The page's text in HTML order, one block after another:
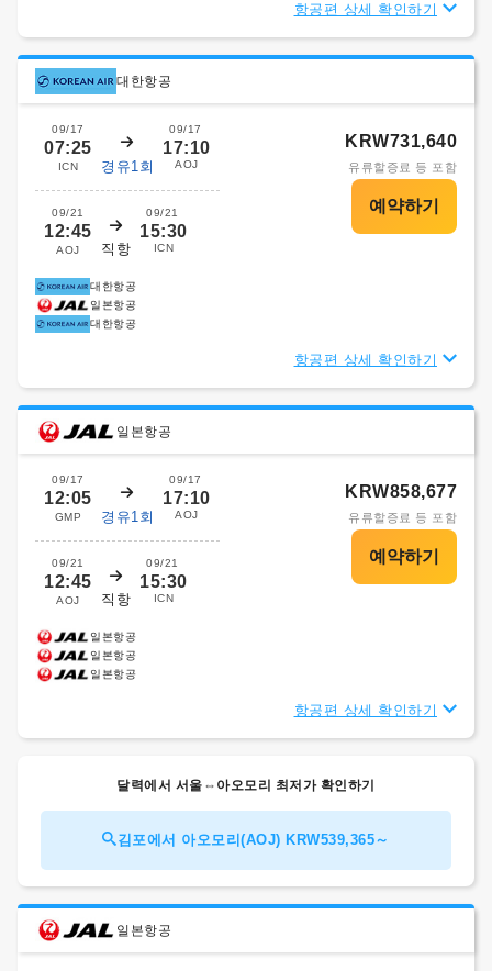
항공편 상세 확인하기
대한항공
09/17
07:25
ICN 경유1회
09/17
17:10
AOJ
09/21
12:45
AOJ 직항
09/21
15:30
ICN
KRW731,640
유류할증료 등 포함
대한항공
일본항공
대한항공
항공편 상세 확인하기
일본항공
09/17
12:05
GMP 경유1회
09/17
17:10
AOJ
09/21
12:45
AOJ 직항
09/21
15:30
ICN
KRW858,677
유류할증료 등 포함
일본항공
일본항공
일본항공
항공편 상세 확인하기
달력에서 서울⇔아오모리 최저가 확인하기
김포에서 아오모리(AOJ) KRW539,365～
일본항공